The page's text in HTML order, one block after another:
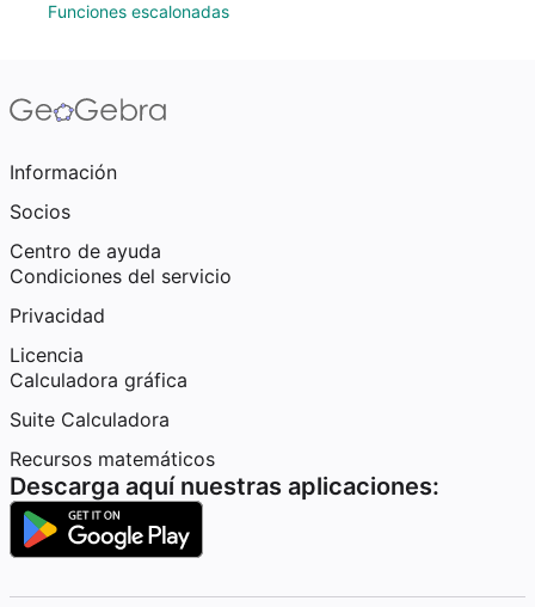
Funciones escalonadas
Información
Socios
Centro de ayuda
Condiciones del servicio
Privacidad
Licencia
Calculadora gráfica
Suite Calculadora
Recursos matemáticos
Descarga aquí nuestras aplicaciones: